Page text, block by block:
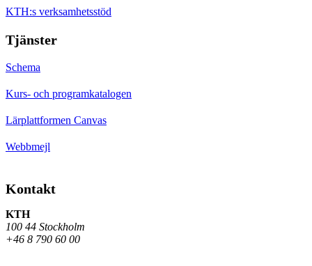
KTH:s verksamhetsstöd
Tjänster
Schema
Kurs- och programkatalogen
Lärplattformen Canvas
Webbmejl
Kontakt
KTH
100 44 Stockholm
+46 8 790 60 00